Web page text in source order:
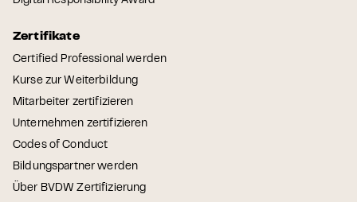
Zertifikate
Certified Professional werden
Kurse zur Weiterbildung
Mitarbeiter zertifizieren
Unternehmen zertifizieren
Codes of Conduct
Bildungspartner werden
Über BVDW Zertifizierung